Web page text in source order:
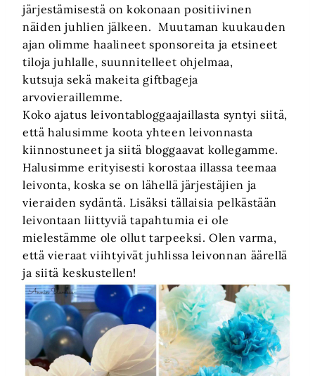
järjestämisestä on kokonaan positiivinen
näiden juhlien jälkeen. Muutaman kuukauden
ajan olimme haalineet sponsoreita ja etsineet
tiloja juhlalle, suunnitelleet ohjelmaa,
kutsuja sekä makeita giftbageja
arvovieraillemme.
Koko ajatus leivontabloggaajaillasta syntyi siitä,
että halusimme koota yhteen leivonnasta
kiinnostuneet ja siitä bloggaavat kollegamme.
Halusimme erityisesti korostaa illassa teemaa
leivonta, koska se on lähellä järjestäjien ja
vieraiden sydäntä. Lisäksi tällaisia pelkästään
leivontaan liittyviä tapahtumia ei ole
mielestämme ole ollut tarpeeksi. Olen varma,
että vieraat viihtyivät juhlissa leivonnan äärellä
ja siitä keskustellen!